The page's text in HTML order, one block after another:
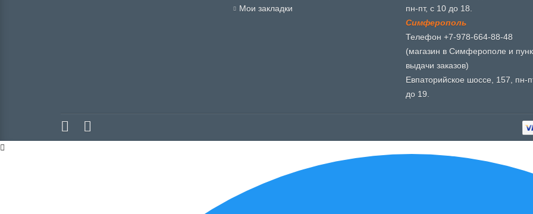
Мои закладки
пн-пт, с 10 до 18.
Симферополь
Телефон +7-978-664-88-48
(магазин в Симферополе и
выдачи заказов)
Евпаторийское шоссе, 157, пн-
до 19.